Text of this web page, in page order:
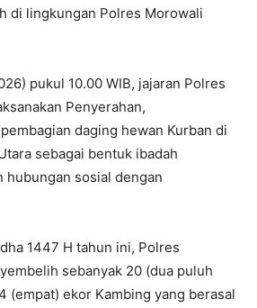
di lingkungan Polres Morowali
pukul 10.00 WIB, jajaran Polres
Penyerahan,
daging hewan Kurban di
sebagai bentuk ibadah
hubungan sosial dengan
1447 H tahun ini, Polres
sebanyak 20 (dua puluh
(empat) ekor Kambing yang berasal